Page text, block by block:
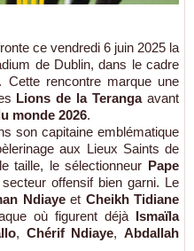
ce vendredi 6 juin 2025 la
de Dublin, dans le cadre
Cette rencontre marque une
Lions de la Terangaavant
monde 2026.
son capitaine emblématique
aux Lieux Saints de
taille, le sélectionneur Pape
offensif bien garni. Le
Ndiayeet Cheikh Tidiane
où figurent déjà Ismaïla
, Chérif Ndiaye,Abdallah